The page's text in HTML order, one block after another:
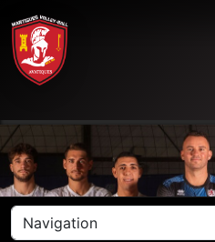
Panneau de gestion des cookies